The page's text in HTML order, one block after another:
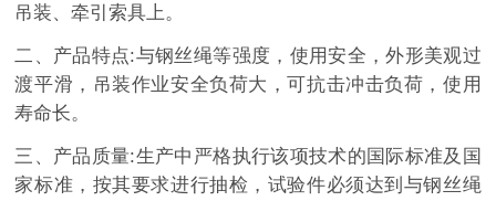
吊装、牵引索具上。
二、产品特点:与钢丝绳等强度，使用安全，外形美观过
渡平滑，吊装作业安全负荷大，可抗击冲击负荷，使用
寿命长。
三、产品质量:生产中严格执行该项技术的国际标准及国
家标准，按其要求进行抽检，试验件必须达到与钢丝绳